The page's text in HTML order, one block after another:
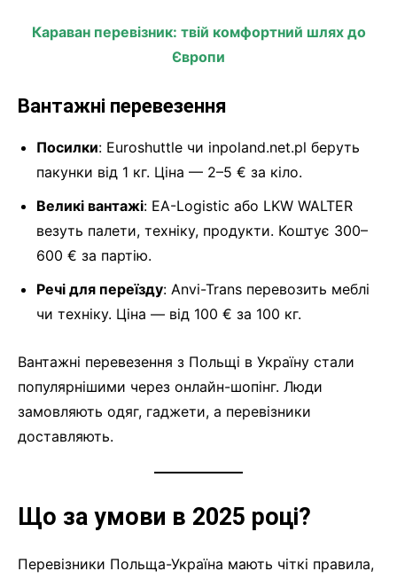
Караван перевізник: твій комфортний шлях до
Європи
Вантажні перевезення
Посилки: Euroshuttle чи inpoland.net.pl беруть
пакунки від 1 кг. Ціна — 2–5 € за кіло.
Великі вантажі: EA-Logistic або LKW WALTER
везуть палети, техніку, продукти. Коштує 300–
600 € за партію.
Речі для переїзду: Anvi-Trans перевозить меблі
чи техніку. Ціна — від 100 € за 100 кг.
Вантажні перевезення з Польщі в Україну стали
популярнішими через онлайн-шопінг. Люди
замовляють одяг, гаджети, а перевізники
доставляють.
Що за умови в 2025 році?
Перевізники Польща-Україна мають чіткі правила,